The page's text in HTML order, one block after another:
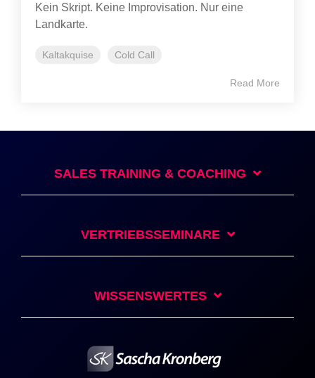
Kein Skript. Keine Improvisation. Nur eine
Landkarte.
Kaltakquise Cold Call
Read More
SALES TRAINING & COACHING
VERTRIEBSSEMINARE
WISSENSWERTES